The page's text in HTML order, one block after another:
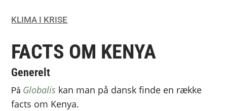
KLIMA I KRISE
FACTS OM KENYA
Generelt
På Globalis kan man på dansk finde en række
facts om Kenya.